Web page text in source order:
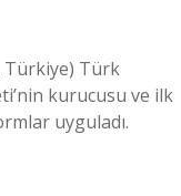
Türkiye) Türk
kurucusu ve ilk
uyguladı.